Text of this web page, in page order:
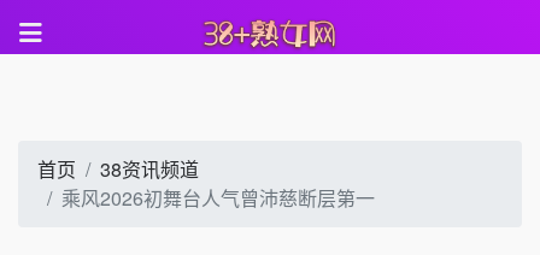
首页
38资讯频道
乘风2026初舞台人气曾沛慈断层第一